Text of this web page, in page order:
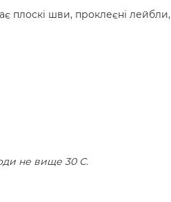
плоскі шви, проклеєні лейбли,
не вище 30 С.